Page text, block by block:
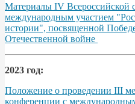
Материалы IV Всероссийской
международным участием
истории", посвященной
Отечественной войне
2023 год:
Положение о проведении III
конференции с